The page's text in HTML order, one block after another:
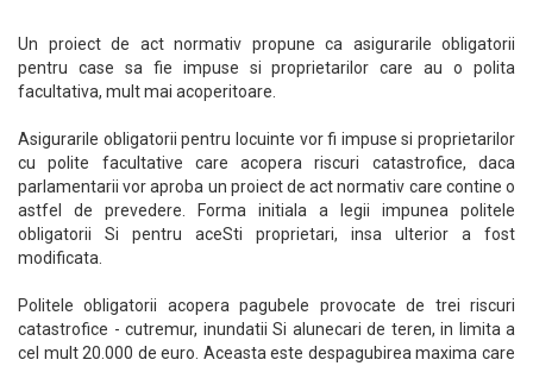
Un proiect de act normativ propune ca asigurarile obligatorii
pentru case sa fie impuse si proprietarilor care au o polita
facultativa, mult mai acoperitoare.
Asigurarile obligatorii pentru locuinte vor fi impuse si proprietarilor
cu polite facultative care acopera riscuri catastrofice, daca
parlamentarii vor aproba un proiect de act normativ care contine o
astfel de prevedere. Forma initiala a legii impunea politele
obligatorii Si pentru aceSti proprietari, insa ulterior a fost
modificata.
Politele obligatorii acopera pagubele provocate de trei riscuri
catastrofice - cutremur, inundatii Si alunecari de teren, in limita a
cel mult 20.000 de euro. Aceasta este despagubirea maxima care